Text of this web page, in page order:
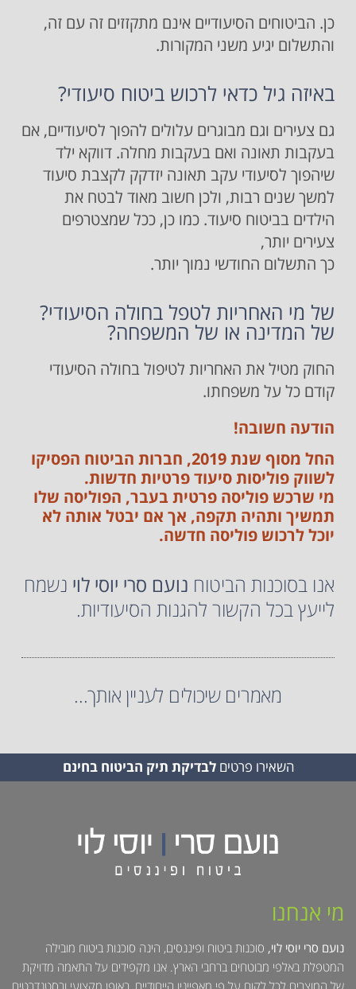
כן. הביטוחים הסיעודיים אינם מתקזזים זה עם זה,
והתשלום יגיע משני המקורות.
באיזה גיל כדאי לרכוש ביטוח סיעודי?
גם צעירים וגם מבוגרים עלולים להפוך לסיעודיים, אם
בעקבות תאונה ואם בעקבות מחלה. דווקא ילד
שיהפוך לסיעודי עקב תאונה יזדקק לקצבת סיעוד
למשך שנים רבות, ולכן חשוב מאוד לבטח את
הילדים בביטוח סיעוד. כמו כן, ככל שמצטרפים
צעירים יותר,
כך התשלום החודשי נמוך יותר.
של מי האחריות לטפל בחולה הסיעודי?
של המדינה או של המשפחה?
החוק מטיל את האחריות לטיפול בחולה הסיעודי
קודם כל על משפחתו.
הודעה חשובה!
החל מסוף שנת 2019, חברות הביטוח הפסיקו
לשווק פוליסות סיעוד פרטיות חדשות.
מי שרכש פוליסה פרטית בעבר, הפוליסה שלו
תמשיך ותהיה תקפה, אך אם יבטל אותה לא
יוכל לרכוש פוליסה חדשה.
אנו בסוכנות הביטוח נועם סרי יוסי לוי נשמח
לייעץ בכל הקשור להגנות הסיעודיות.
מאמרים שיכולים לעניין אותך...
השאירו פרטיםלבדיקת תיק הביטוח בחינם
מי אנחנו
נועם סרי יוסי לוי, סוכנות ביטוח ופיננסים, הינה סוכנות ביטוח מובילה
המטפלת באלפי מבוטחים ברחבי הארץ. אנו מקפידים על התאמה מדויקת
של המוצרים לכל לקוח על פי מאפייניו הייחודיים, באופן מקצועי ובסטנדרטים